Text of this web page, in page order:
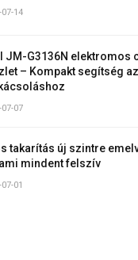
07-14
JM-G3136N elektromos
– Kompakt segítség
07-07
takarítás új szintre
mindent felszív
01